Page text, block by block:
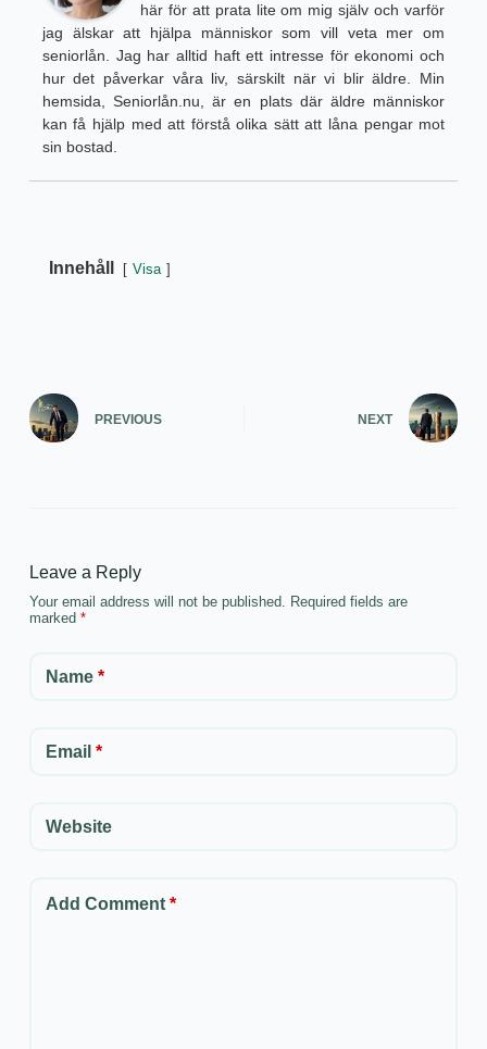
här för att prata lite om mig själv och varför
jag älskar att hjälpa människor som vill veta mer om
seniorlån. Jag har alltid haft ett intresse för ekonomi och
hur det påverkar våra liv, särskilt när vi blir äldre. Min
hemsida, Seniorlån.nu, är en plats där äldre människor
kan få hjälp med att förstå olika sätt att låna pengar mot
sin bostad.
Innehåll Visa
PREVIOUS NEXT
Leave a Reply
Your email address will not be published. Required fields are
marked *
Name*
Email *
Website
Add Comment*